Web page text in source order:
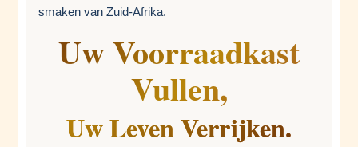
smaken van Zuid-Afrika.
Uw Voorraadkast
Vullen,
Uw Leven Verrijken.